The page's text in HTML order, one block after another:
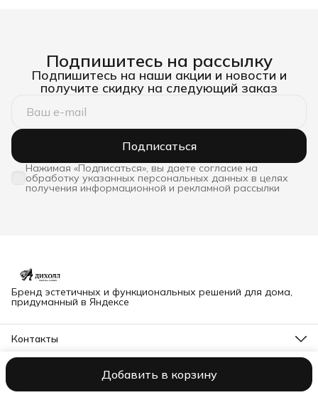
Добавить в корзину
Подпишитесь на рассылку
Подпишитесь на наши акции и новости и
получите скидку на следующий заказ
Подписаться
Нажимая «Подписаться», вы даете согласие на
обработку указанных персональных данных в целях
получения информационной и рекламной рассылки
Бренд эстетичных и функциональных решений для дома,
придуманный в Яндексе
Контакты
Адрес
© dihall@yandex.ruОплатаДоставкаПравила возврата